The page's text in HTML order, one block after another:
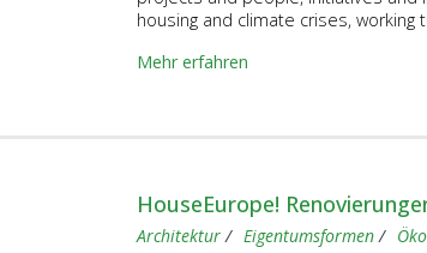
housing and climate crises, working
Mehr erfahren
HouseEurope!
Architektur Eigentumsformen